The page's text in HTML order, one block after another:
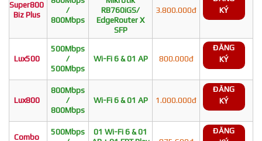
Super800
Biz Plus
/
800Mbps
RB760iGS/
EdgeRouter X
SFP
3.800.000đ
KÝ
Lux500
500Mbps
/
500Mbps
Wi-Fi 6 & 01 AP 800.000đ
ĐĂNG
KÝ
Lux800
800Mbps
/
800Mbps
Wi-Fi 6 & 01 AP 1.000.000đ
ĐĂNG
KÝ
Combo
500Mbps
01 Wi-Fi 6 & 01
ĐĂNG